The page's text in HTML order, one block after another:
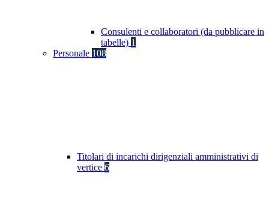
Consulenti e collaboratori (da pubblicare in
tabelle) 1
Personale 108
Titolari di incarichi dirigenziali amministrativi di
vertice 6